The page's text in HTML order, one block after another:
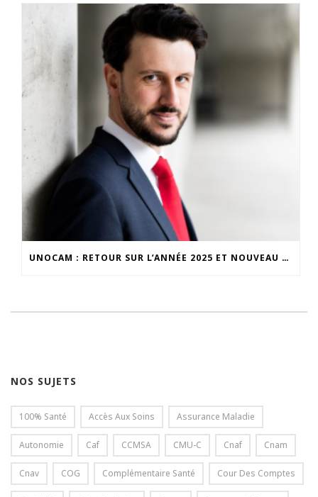
UNOCAM : RETOUR SUR L’ANNÉE 2025 ET NOUVEAU SECRÉTAIRE GÉNÉRAL
NOS SUJETS
100% Santé Accès Aux Soins Assurance Maladie
Autonomie Caf CCMSA CMU-C Cnaf Cnam
Cnav COG Complémentaire Santé Cour Des Comptes